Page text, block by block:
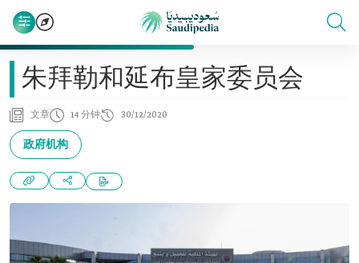
朱拜勒和延布皇家委员会
文章 14 分钟 30/12/2020
政府机构